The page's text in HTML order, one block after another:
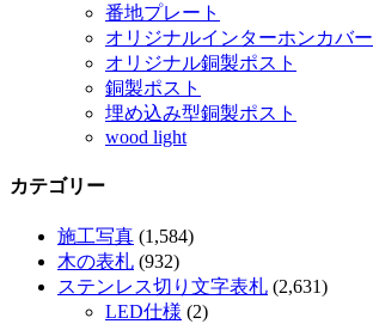
番地プレート
オリジナルインターホンカバー
オリジナル銅製ポスト
銅製ポスト
埋め込み型銅製ポスト
wood light
カテゴリー
施工写真 (1,584)
木の表札 (932)
ステンレス切り文字表札 (2,631)
LED仕様 (2)